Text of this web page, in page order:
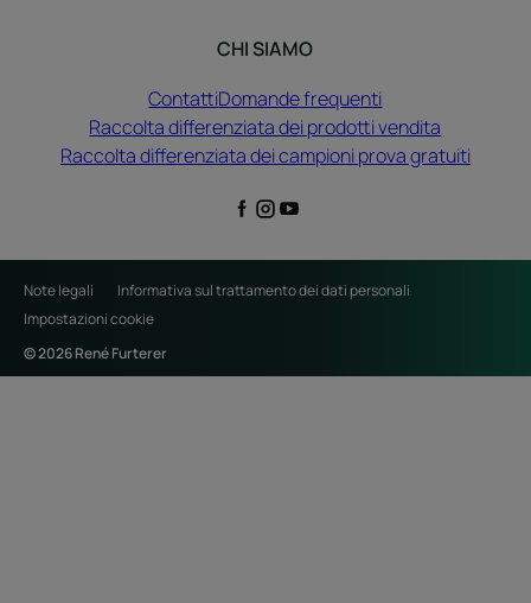
CHI SIAMO
ContattiDomande frequenti
Raccolta differenziata dei prodotti vendita
Raccolta differenziata dei campioni prova gratuiti
Note legali
Informativa sul trattamento dei dati personali
Impostazioni cookie
© 2026 René Furterer